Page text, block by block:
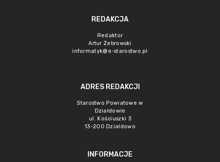
REDAKCJA
Redaktor
Artur Żebrowski
informatyk@e-starostwo.pl
ADRES REDAKCJI
Starostwo Powiatowe w
Działdowie
ul. Kościuszki 3
13-200 Działdowo
INFORMACJE